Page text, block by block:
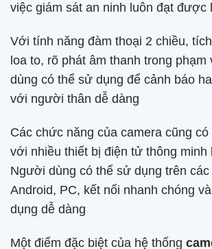
việc giám sát an ninh luôn đạt được
Với tính năng đàm thoại 2 chiều,
loa to, rõ phát âm thanh trong
dùng có thể sử dụng để cảnh báo
với người thân dễ dàng
Các chức năng của camera cũng
với nhiều thiết bị điện tử thông minh
Người dùng có thể sử dụng trên các
Android, PC, kết nối nhanh chóng
dụng dễ dàng
Một điểm đặc biệt của hệ thống